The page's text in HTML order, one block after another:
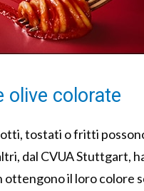
olive colorate
tostati o fritti
dal CVUA Stuttgart,
ottengono il loro colore